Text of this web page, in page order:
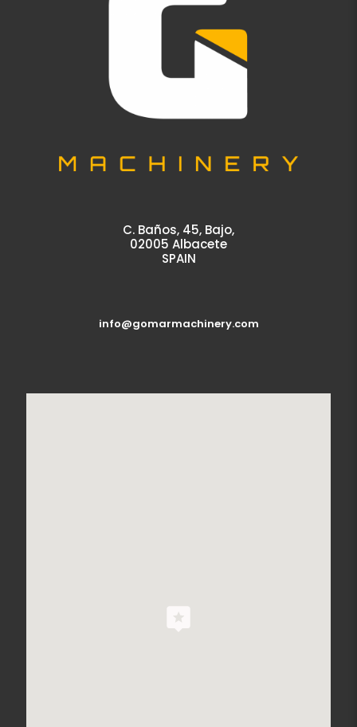
C. Baños, 45, Bajo,
02005 Albacete
SPAIN
info@gomarmachinery.com